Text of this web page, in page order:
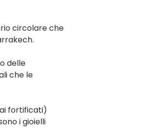
circolare che
delle
che le
fortificati)
i gioielli